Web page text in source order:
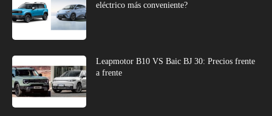
eléctrico más conveniente?
Leapmotor B10 VS Baic BJ 30: Precios frente
a frente